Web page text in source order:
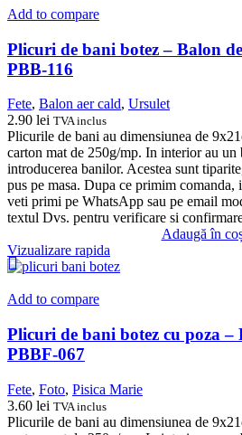
Add to compare
Plicuri de bani botez – Balon
PBB-116
Fete, Balon aer cald, Ursulet
2.90 lei TVA inclus
Plicurile de bani au dimensiunea de
carton mat de 250g/mp. In interior au un
introducerea banilor. Acestea sunt
pus pe masa. Dupa ce primim
veti primi pe WhatsApp sau pe email
textul Dvs. pentru verificare si
Adaugă în
Vizualizare rapida
Add to compare
Plicuri de bani botez cu poza –
PBBF-067
Fete, Foto, Pisica Marie
3.60 lei TVA inclus
Plicurile de bani au dimensiunea de